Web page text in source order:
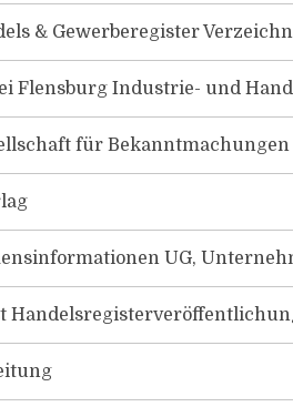
& Gewerberegister
Flensburg Industrie- und
für Bekanntmachungen
UG,